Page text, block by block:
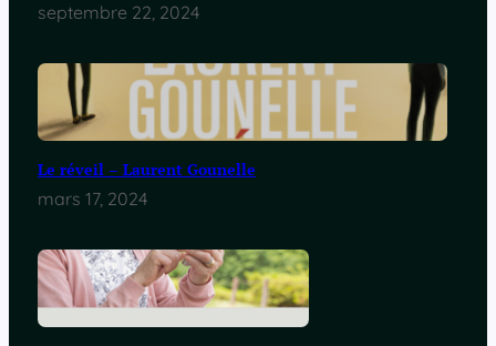
septembre 22, 2024
Le réveil – Laurent Gounelle
mars 17, 2024